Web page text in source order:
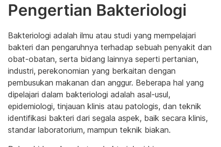
Pengertian Bakteriologi
Bakteriologi adalah ilmu atau studi yang mempelajari
bakteri dan pengaruhnya terhadap sebuah penyakit dan
obat-obatan, serta bidang lainnya seperti pertanian,
industri, perekonomian yang berkaitan dengan
pembusukan makanan dan anggur. Beberapa hal yang
dipelajari dalam bakteriologi adalah asal-usul,
epidemiologi, tinjauan klinis atau patologis, dan teknik
identifikasi bakteri dari segala aspek, baik secara klinis,
standar laboratorium, mampun teknik biakan.